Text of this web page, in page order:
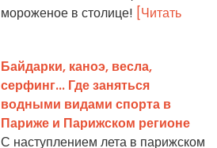
мороженое в столице! [Читать
Байдарки, каноэ, весла,
серфинг... Где заняться
водными видами спорта в
Париже и Парижском регионе
С наступлением лета в парижском